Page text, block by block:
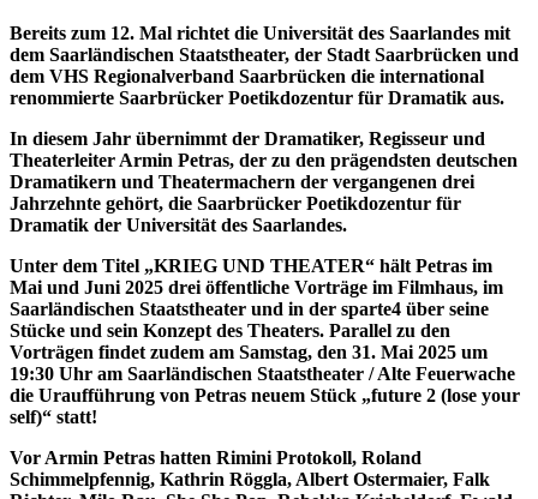
Bereits zum 12. Mal richtet die Universität des Saarlandes mit
dem Saarländischen Staatstheater, der Stadt Saarbrücken und
dem VHS Regionalverband Saarbrücken die international
renommierte Saarbrücker Poetikdozentur für Dramatik aus.
In diesem Jahr übernimmt der Dramatiker, Regisseur und
Theaterleiter Armin Petras, der zu den prägendsten deutschen
Dramatikern und Theatermachern der vergangenen drei
Jahrzehnte gehört, die Saarbrücker Poetikdozentur für
Dramatik der Universität des Saarlandes.
Unter dem Titel „KRIEG UND THEATER“ hält Petras im
Mai und Juni 2025 drei öffentliche Vorträge im Filmhaus, im
Saarländischen Staatstheater und in der sparte4 über seine
Stücke und sein Konzept des Theaters. Parallel zu den
Vorträgen findet zudem am Samstag, den 31. Mai 2025 um
19:30 Uhr am Saarländischen Staatstheater / Alte Feuerwache
die Uraufführung von Petras neuem Stück „future 2 (lose your
self)“ statt!
Vor Armin Petras hatten Rimini Protokoll, Roland
Schimmelpfennig, Kathrin Röggla, Albert Ostermaier, Falk